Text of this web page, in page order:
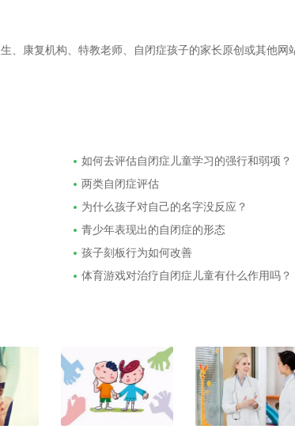
、康复机构、特教老师、自闭症孩子的家长原创或其他
如何去评估自闭症儿童学习的强行和弱项？
两类自闭症评估
为什么孩子对自己的名字没反应？
青少年表现出的自闭症的形态
孩子刻板行为如何改善
体育游戏对治疗自闭症儿童有什么作用吗？